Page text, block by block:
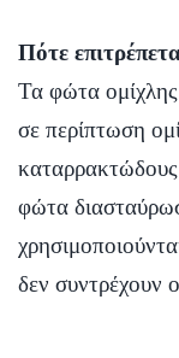
Πότε
Τα φώτα ομίχλης
σε περίπτωση
φώτα
δεν συντρέχουν